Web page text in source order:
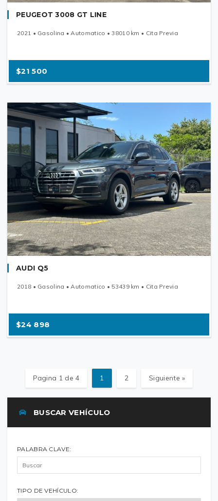
PEUGEOT 3008 GT LINE
2021 • Gasolina • Automatico • 38010 km • Cita Previa
$21 500
AUDI Q5
2018 • Gasolina • Automatico • 53439 km • Cita Previa
$24 898
Pagina 1 de 4 1 2 Siguiente »
BUSCAR VEHÍCULO
PALABRA CLAVE:
TIPO DE VEHÍCULO: